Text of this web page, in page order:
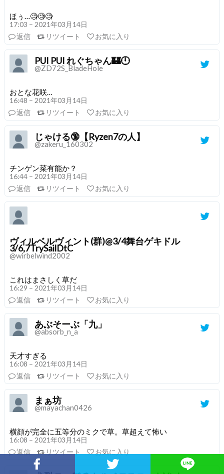
ほぅ…🧐🧐🧐
17:03 – 2021年03月14日
返信
リツイート お気に入り
PUI PUI れぐちゃん🏰🕛️
@ZD72S_BladeHole
おとな花咲…
16:48 – 2021年03月14日
返信
リツイート お気に入り
じゃける🔞【Ryzen7の人】
@zakeru_160302
チンゲン菜有能か？
16:44 – 2021年03月14日
返信
リツイート お気に入り
ヴィルベルヴィント(群)@3/4舞台ゲキドル
3/6,7TrySailDtC
@wirbelwind2002
これはまさしく草だ
16:29 – 2021年03月14日
返信
リツイート お気に入り
あぶそーぶ「九」
@absorb_n_a
天才すぎる
16:08 – 2021年03月14日
返信
リツイート お気に入り
まぁ坊
@mayachan0426
横顔が完全に五等分のミクで草。草超えて怖い
16:08 – 2021年03月14日
返信
リツイート お気に入り
Facebookでシェア Twitterでシェア